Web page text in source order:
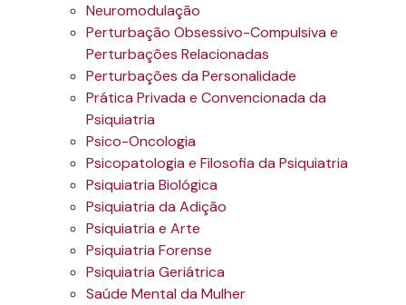
Neuromodulação
Perturbação Obsessivo-Compulsiva e
Perturbações Relacionadas
Perturbações da Personalidade
Prática Privada e Convencionada da
Psiquiatria
Psico-Oncologia
Psicopatologia e Filosofia da Psiquiatria
Psiquiatria Biológica
Psiquiatria da Adição
Psiquiatria e Arte
Psiquiatria Forense
Psiquiatria Geriátrica
Saúde Mental da Mulher